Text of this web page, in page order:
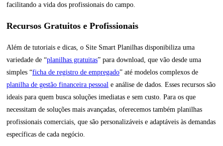
facilitando a vida dos profissionais do campo.
Recursos Gratuitos e Profissionais
Além de tutoriais e dicas, o Site Smart Planilhas disponibiliza uma
variedade de “planilhas gratuitas” para download, que vão desde uma
simples “ficha de registro de empregado” até modelos complexos de
planilha de gestão financeira pessoal e análise de dados. Esses recursos são
ideais para quem busca soluções imediatas e sem custo. Para os que
necessitam de soluções mais avançadas, oferecemos também planilhas
profissionais comerciais, que são personalizáveis e adaptáveis às demandas
específicas de cada negócio.